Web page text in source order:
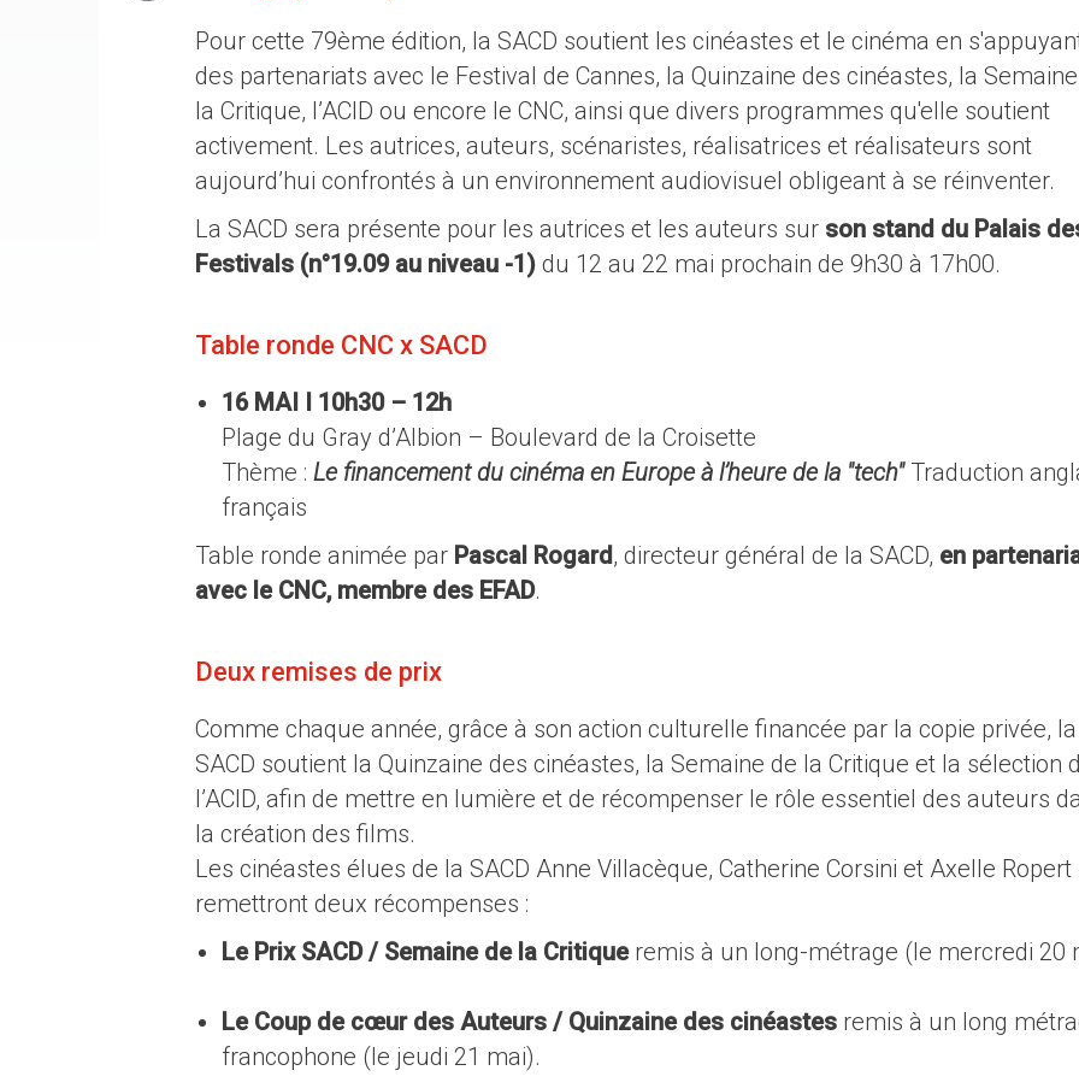
Pour cette 79ème édition, la SACD soutient les cinéastes et le cinéma en
des partenariats avec le Festival de Cannes, la Quinzaine des cinéastes, la
la Critique, l’ACID ou encore le CNC, ainsi que divers programmes qu'elle soutient
activement. Les autrices, auteurs, scénaristes, réalisatrices et réalisateurs sont
aujourd’hui confrontés à un environnement audiovisuel obligeant à se réinventer.
La SACD sera présente pour les autrices et les auteurs sur son stand du Palais
Festivals (n°19.09 au niveau -1) du 12 au 22 mai prochain de 9h30 à 17h00.
Table ronde CNC x SACD
16 MAI I 10h30 – 12h
Plage du Gray d’Albion – Boulevard de la Croisette
Thème : Le financement du cinéma en Europe à l’heure de la "tech"Traduction
français
Table ronde animée par Pascal Rogard, directeur général de la SACD, en
avec le CNC, membre des EFAD.
Deux remises de prix
Comme chaque année, grâce à son action culturelle financée par la copie privée, la
SACD soutient la Quinzaine des cinéastes, la Semaine de la Critique et la sélection
l’ACID, afin de mettre en lumière et de récompenser le rôle essentiel des auteurs
la création des films.
Les cinéastes élues de la SACD Anne Villacèque, Catherine Corsini et Axelle Ropert
remettront deux récompenses :
Le Prix SACD / Semaine de la Critiqueremis à un long-métrage (le mercredi 20
Le Coup de cœur des Auteurs / Quinzaine des cinéastes remis à un long
francophone (le jeudi 21 mai).